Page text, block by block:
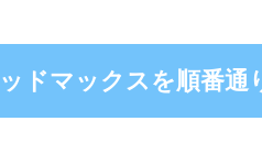
ドマックスを順番通